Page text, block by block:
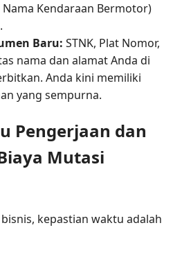
Nama Kendaraan Bermotor)
Baru: STNK, Plat Nomor,
nama dan alamat Anda di
Anda kini memiliki
yang sempurna.
Pengerjaan dan
Mutasi
kepastian waktu adalah